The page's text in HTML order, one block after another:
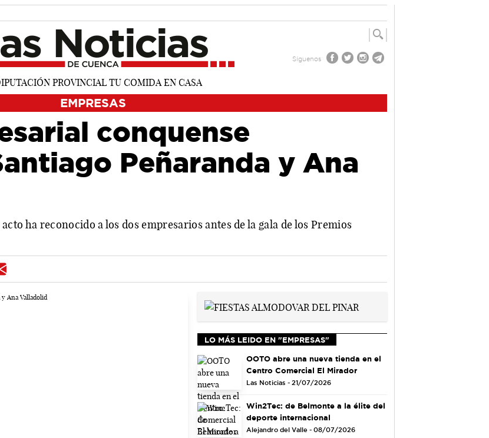
Síguenos
EMPRESAS
conquense
Peñaranda y Ana
ha reconocido a los dos empresarios antes de la gala de los Premios
LO MÁS LEIDO EN "EMPRESAS"
OOTO abre una nueva tienda en el
Centro Comercial El Mirador
Las Noticias - 21/07/2026
Win2Tec: de Belmonte a la élite del
deporte internacional
Alejandro del Valle - 08/07/2026